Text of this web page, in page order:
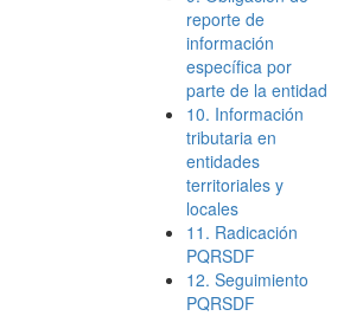
reporte de
información
específica por
parte de la entidad
10. Información
tributaria en
entidades
territoriales y
locales
11. Radicación
PQRSDF
12. Seguimiento
PQRSDF